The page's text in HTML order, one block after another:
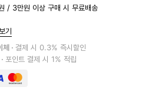
/ 3만원 이상 구매 시 무료배송
기
체 · 결제 시 0.3% 즉시할인
포인트 결제 시 1% 적립